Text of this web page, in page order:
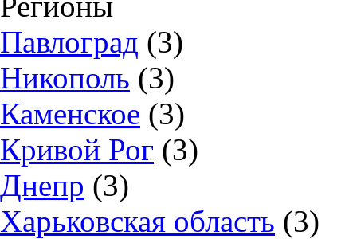
Павлоград (3)
Никополь (3)
Каменское (3)
Кривой Рог (3)
Днепр (3)
Харьковская область (3)